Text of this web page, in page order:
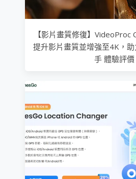
【影片畫質修復】
提升影片畫質並增強至4K，
手 體驗評價